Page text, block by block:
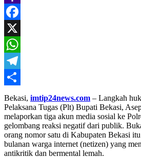
Yahoo
Mail
Facebook
X
WhatsApp
Telegram
Share
Bekasi, imtip24news.com – Langkah
Pelaksana Tugas (Plt) Bupati Bekasi,
melaporkan tiga akun media sosial ke
gelombang reaksi negatif dari publik.
orang nomor satu di Kabupaten Bekasi
bulanan warga internet (netizen) yang
antikritik dan bermental lemah.